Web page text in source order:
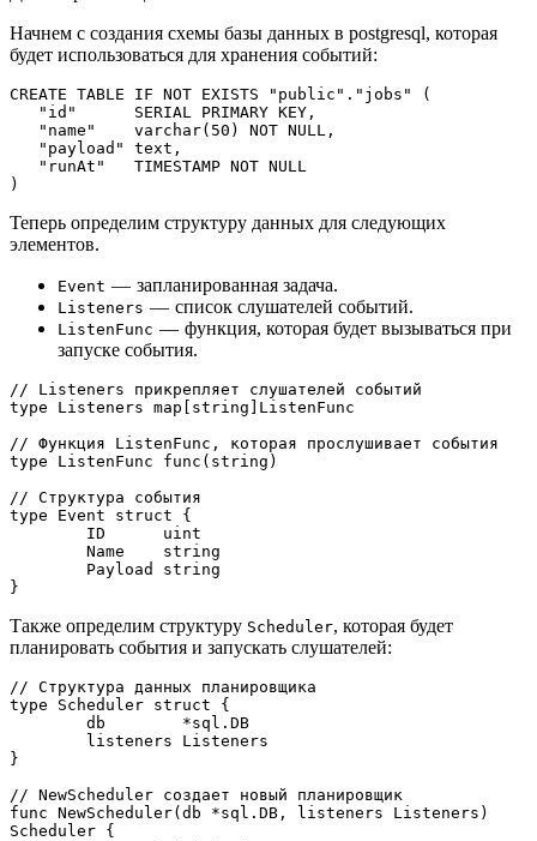
Начнем с создания схемы базы данных в postgresql, которая
будет использоваться для хранения событий:
CREATE TABLE IF NOT EXISTS "public"."jobs" (
)
Теперь определим структуру данных для следующих
элементов.
Event — запланированная задача.
Listeners — список слушателей событий.
ListenFunc — функция, которая будет вызываться при
запуске события.
// Listeners прикрепляет слушателей событий
type Listeners map[string]ListenFunc
// Функция ListenFunc, которая прослушивает события
type ListenFunc func(string)
// Структура события
type Event struct {
}
Также определим структуру Scheduler, которая будет
планировать события и запускать слушателей:
// Структура данных планировщика
type Scheduler struct {
}
// NewScheduler создает новый планировщик
func NewScheduler(db *sql.DB, listeners Listeners)
Scheduler {